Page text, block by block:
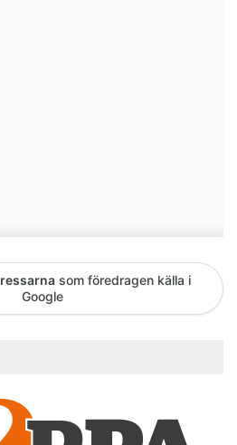
som föredragen källa i
Google